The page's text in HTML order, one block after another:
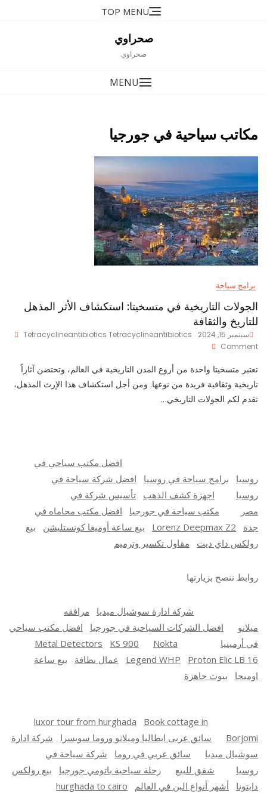
TOP MENU
صحراوي
صحراوي
MENU
مكاتب سياحية في جورجيا
برامج سياحة
الجولات التاريخية في متسخيتا: استكشاف الأثر المذهل
للتاريخ والثقافة
سبتمبر 15, 2024
Tetracyclineantibiotics Tetracyclineantibiotics
Comment
التاريخية
في
متسخيتا:
استكشاف
تعتبر متسخيتا واحدة من أروع المدن التاريخية في العالم، وتحتضن آثاراً
تاريخية وثقافية فريدة من نوعها. ومن أجل استكشاف هذا الإرث المذهل،
تقدم لكم الجولات التاريخي…
افضل مكتب سياحي في
روسيا
برامج سياحة في روسيا
افضل شركة سياحة في
روسيا
اجهزة كشف الذهب
تأسيس شركة في
مصر
مكتب سياحة في جورجيا
افضل مكتب محاماه في
جدة
Lorenz Deepmax Z2 بيع ساعة أوميغا كونستليشن
بيع
رولكس داي ديت
مقاول تكسير وترميم
روابط ننصح بزيارتها
شركة ادارة سوشيال ميديا
مرافقه
ميلانو
افضل الشركات السياحية في جورجيا
افضل مكتب سياحي
في أرمينيا
Metal Detectors KS 900
Nokta
Legend WHP
Proton Elic LB 16 عمال نظافة
بيع ساعة
اوميجا
بيوت جاهزة
luxor tour from hurghada
Book cottage in
Borjomi
سائق عربى ايطاليا وميلانو وروما سويسرا
شركة ادارة
سوشيال ميديا
سائق عربي في روما
شركة سياحة في
روسيا
شقق للبيع رحلة سياحية باتومي جورجيا
بيع رولكس
دايتونا
أشهر أنواع البن في العالم hurghada to cairo